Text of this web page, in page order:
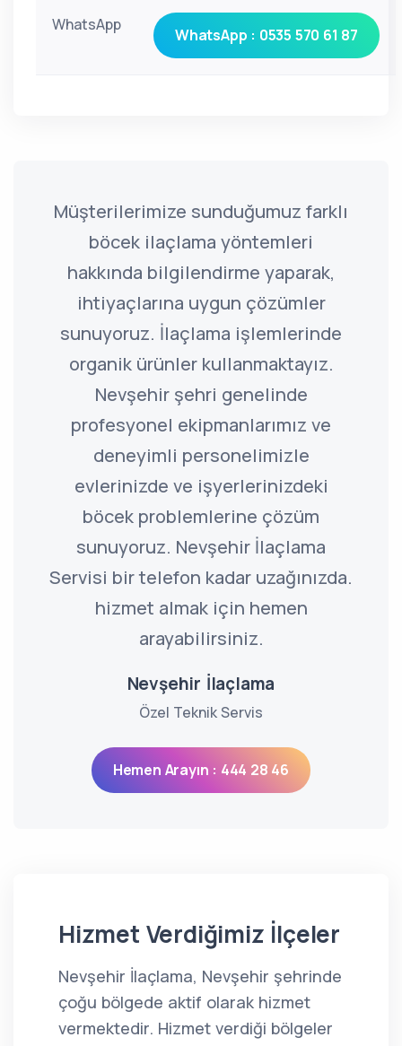
WhatsApp
WhatsApp : 0535 570 61 87
Müşterilerimize sunduğumuz farklı
böcek ilaçlama yöntemleri
hakkında bilgilendirme yaparak,
ihtiyaçlarına uygun çözümler
sunuyoruz. İlaçlama işlemlerinde
organik ürünler kullanmaktayız.
Nevşehir şehri genelinde
profesyonel ekipmanlarımız ve
deneyimli personelimizle
evlerinizde ve işyerlerinizdeki
böcek problemlerine çözüm
sunuyoruz. Nevşehir İlaçlama
Servisi bir telefon kadar uzağınızda.
hizmet almak için hemen
arayabilirsiniz.
Nevşehir İlaçlama
Özel Teknik Servis
Hemen Arayın : 444 28 46
Hizmet Verdiğimiz İlçeler
Nevşehir İlaçlama, Nevşehir şehrinde
çoğu bölgede aktif olarak hizmet
vermektedir. Hizmet verdiği bölgeler